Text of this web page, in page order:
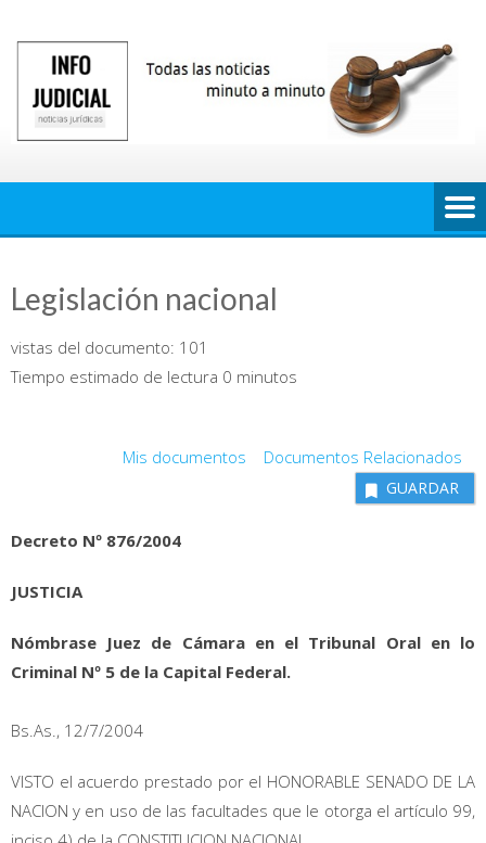
contenido
Legislación nacional
vistas del documento: 101
Tiempo estimado de lectura 0 minutos
Mis documentos Documentos Relacionados
GUARDAR
Decreto Nº 876/2004
JUSTICIA
Nómbrase Juez de Cámara en el Tribunal Oral en lo
Criminal Nº 5 de la Capital Federal.
Bs.As., 12/7/2004
VISTO el acuerdo prestado por el HONORABLE SENADO DE LA
NACION y en uso de las facultades que le otorga el artículo 99,